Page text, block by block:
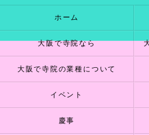
ホーム
大阪で寺院なら
大阪で寺院の業種について
イベント
慶事